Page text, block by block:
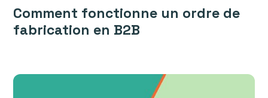
Comment fonctionne un ordre de
fabrication en B2B